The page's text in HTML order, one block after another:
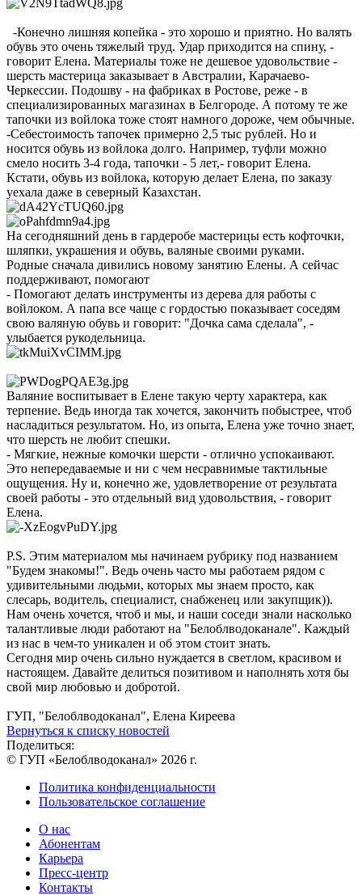
-Конечно лишняя копейка - это хорошо и приятно. Но валять
обувь это очень тяжелый труд. Удар приходится на спину, -
говорит Елена. Материалы тоже не дешевое удовольствие -
шерсть мастерица заказывает в Австралии, Карачаево-
Черкессии. Подошву - на фабриках в Ростове, реже - в
специализированных магазинах в Белгороде. А потому те же
тапочки из войлока тоже стоят намного дороже, чем обычные.
-Себестоимость тапочек примерно 2,5 тыс рублей. Но и
носится обувь из войлока долго. Например, туфли можно
смело носить 3-4 года, тапочки - 5 лет,- говорит Елена.
Кстати, обувь из войлока, которую делает Елена, по заказу
уехала даже в северный Казахстан.
На сегодняшний день в гардеробе мастерицы есть кофточки,
шляпки, украшения и обувь, валяные своими руками.
Родные сначала дивились новому занятию Елены. А сейчас
поддерживают, помогают
- Помогают делать инструменты из дерева для работы с
войлоком. А папа все чаще с гордостью показывает соседям
свою валяную обувь и говорит: "Дочка сама сделала", -
улыбается рукодельница.
Валяние воспитывает в Елене такую черту характера, как
терпение. Ведь иногда так хочется, закончить побыстрее, чтоб
насладиться результатом. Но, из опыта, Елена уже точно знает,
что шерсть не любит спешки.
- Мягкие, нежные комочки шерсти - отлично успокаивают.
Это непередаваемые и ни с чем несравнимые тактильные
ощущения. Ну и, конечно же, удовлетворение от результата
своей работы - это отдельный вид удовольствия, - говорит
Елена.
P.S. Этим материалом мы начинаем рубрику под названием
"Будем знакомы!". Ведь очень часто мы работаем рядом с
удивительными людьми, которых мы знаем просто, как
слесарь, водитель, специалист, снабженец или закупщик)).
Нам очень хочется, чтоб и мы, и наши соседи знали насколько
талантливые люди работают на "Белоблводоканале". Каждый
из нас в чем-то уникален и об этом стоит знать.
Сегодня мир очень сильно нуждается в светлом, красивом и
настоящем. Давайте делиться позитивом и наполнять хотя бы
свой мир любовью и добротой.
ГУП, "Белоблводоканал", Елена Киреева
Вернуться к списку новостей
Поделиться:
© ГУП «Белоблводоканал» 2026 г.
Политика конфиденциальности
Пользовательское соглашение
О нас
Абонентам
Карьера
Пресс-центр
Контакты